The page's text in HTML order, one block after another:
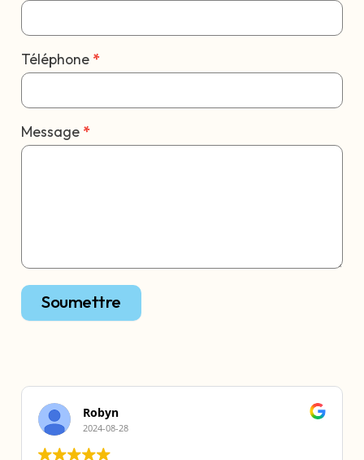
Téléphone *
Message *
Soumettre
Robyn
2024-08-28